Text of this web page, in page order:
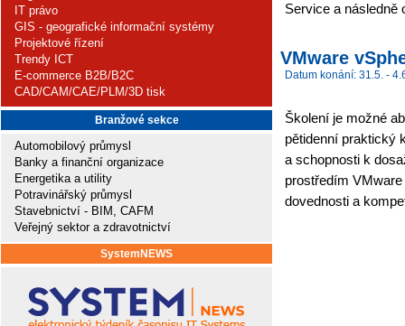
IT právo
GIS - geografické informační systémy
Projektové řízení
Trendy ICT
E-commerce B2B/B2C
CAD/CAM/CAE/PLM/3D tisk
Branžové sekce
Automobilový průmysl
Banky a finanční organizace
Energetika a utility
Potravinářský průmysl
Stavebnictví - BIM, CAFM
Veřejný sektor a zdravotnictví
SystemNEWS
Service a následně
VMware
Datum konání: 31.5. -
Školení je možné
pětidenní praktický
a schopnosti k
prostředím
dovednosti a